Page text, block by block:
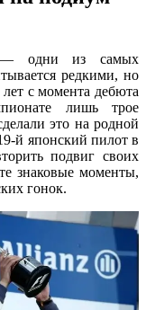
— одни из самых
редкими, но
с момента дебюта
лишь трое
это на родной
й японский пилот в
подвиг своих
знаковые моменты,
гонок.